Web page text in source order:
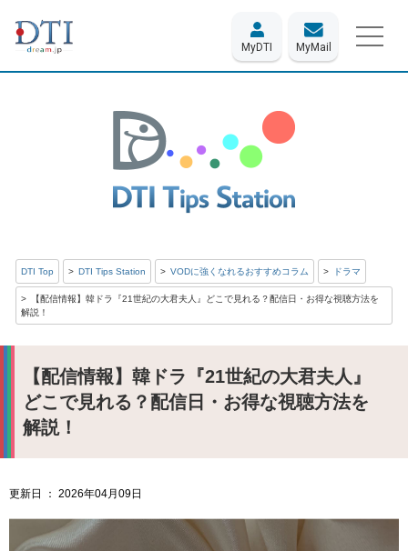
MyDTI MyMail
DTI Top DTI Tips Station VODに強くなれるおすすめコラム ドラマ
【配信情報】韓ドラ『21世紀の大君夫人』どこで見れる？配信日・お得な視聴方法を
解説！
【配信情報】韓ドラ『21世紀の大君夫人』
どこで見れる？配信日・お得な視聴方法を
解説！
更新日 ： 2026年04月09日